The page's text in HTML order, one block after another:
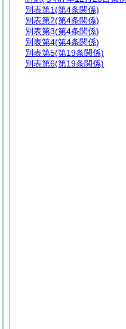
別表第1(第4条関係)
別表第2(第4条関係)
別表第3(第4条関係)
別表第4(第4条関係)
別表第5(第19条関係)
別表第6(第19条関係)